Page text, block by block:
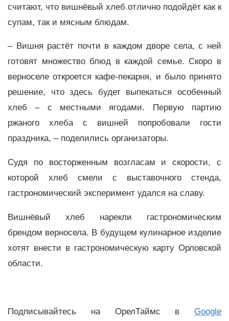
считают, что вишнёвый хлеб отлично подойдёт как к
супам, так и мясным блюдам.
– Вишня растёт почти в каждом дворе села, с ней
готовят множество блюд в каждой семье. Скоро в
верноселе откроется кафе-пекарня, и было принято
решение, что здесь будет выпекаться особенный
хлеб – с местными ягодами. Первую партию
ржаного хлеба с вишней попробовали гости
праздника, – поделились организаторы.
Судя по восторженным возгласам и скорости, с
которой хлеб смели с выставочного стенда,
гастрономический эксперимент удался на славу.
Вишнёвый хлеб нарекли гастрономическим
брендом верносела. В будущем кулинарное изделие
хотят внести в гастрономическую карту Орловской
области.
Подписывайтесь на ОрелТаймс в Google